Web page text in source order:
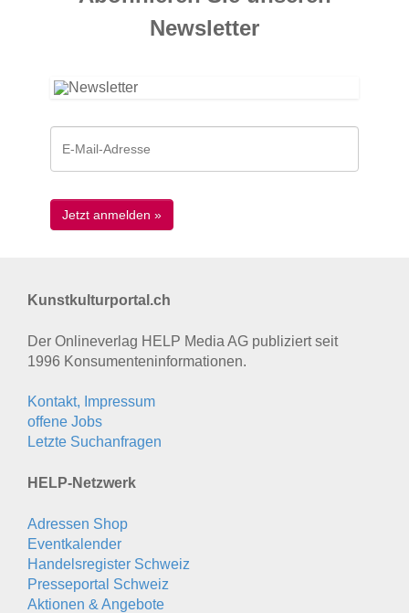
News­letter
Kunstkulturportal.ch
Der Onlineverlag HELP Media AG publiziert seit
1996 Konsumenten­informationen.
Kontakt, Impressum
offene Jobs
Letzte Suchanfragen
HELP-Netzwerk
Adressen Shop
Eventkalender
Handelsregister Schweiz
Presseportal Schweiz
Aktionen & Angebote